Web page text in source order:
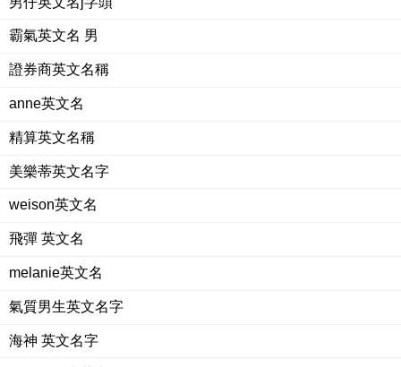
霸氣英文名 男
證券商英文名稱
anne英文名
精算英文名稱
美樂蒂英文名字
weison英文名
飛彈 英文名
melanie英文名
氣質男生英文名字
海神 英文名字